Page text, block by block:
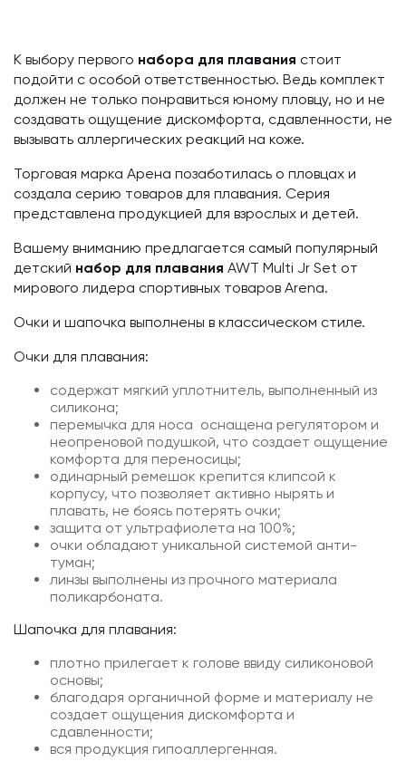
К выбору первого набора для плавания стоит
подойти с особой ответственностью. Ведь комплект
должен не только понравиться юному пловцу, но и не
создавать ощущение дискомфорта, сдавленности, не
вызывать аллергических реакций на коже.
Торговая марка Арена позаботилась о пловцах и
создала серию товаров для плавания. Серия
представлена продукцией для взрослых и детей.
Вашему вниманию предлагается самый популярный
детский набор для плавания AWT Multi Jr Set от
мирового лидера спортивных товаров Arena.
Очки и шапочка выполнены в классическом стиле.
Очки для плавания:
содержат мягкий уплотнитель, выполненный из
силикона;
перемычка для носа оснащена регулятором и
неопреновой подушкой, что создает ощущение
комфорта для переносицы;
одинарный ремешок крепится клипсой к
корпусу, что позволяет активно нырять и
плавать, не боясь потерять очки;
защита от ультрафиолета на 100%;
очки обладают уникальной системой анти-
туман;
линзы выполнены из прочного материала
поликарбоната.
Шапочка для плавания:
плотно прилегает к голове ввиду силиконовой
основы;
благодаря органичной форме и материалу не
создает ощущения дискомфорта и
сдавленности;
вся продукция гипоаллергенная.